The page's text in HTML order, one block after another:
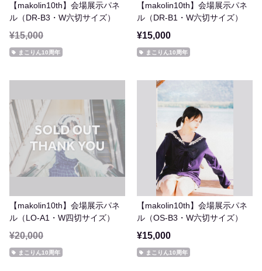
【makolin10th】会場展示パネ
ル（DR-B3・W六切サイズ）
¥15,000
まこりん10周年
【makolin10th】会場展示パネ
ル（DR-B1・W六切サイズ）
¥15,000
まこりん10周年
【makolin10th】会場展示パネ
ル（LO-A1・W四切サイズ）
¥20,000
まこりん10周年
【makolin10th】会場展示パネ
ル（OS-B3・W六切サイズ）
¥15,000
まこりん10周年